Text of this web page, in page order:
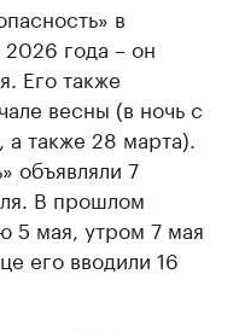
в
года – он
Его также
весны (в ночь с
также 28 марта).
объявляли 7
В прошлом
5 мая, утром 7 мая
его вводили 16